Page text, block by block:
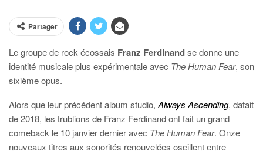
Partager
Le groupe de rock écossais Franz Ferdinandse donne une
identité musicale plus expérimentale avec The Human Fear, son
sixième opus.
Alors que leur précédent album studio, Always Ascending, datait
de 2018, les trublions de Franz Ferdinand ont fait un grand
comeback le 10 janvier dernier avec The Human Fear. Onze
nouveaux titres aux sonorités renouvelées oscillent entre